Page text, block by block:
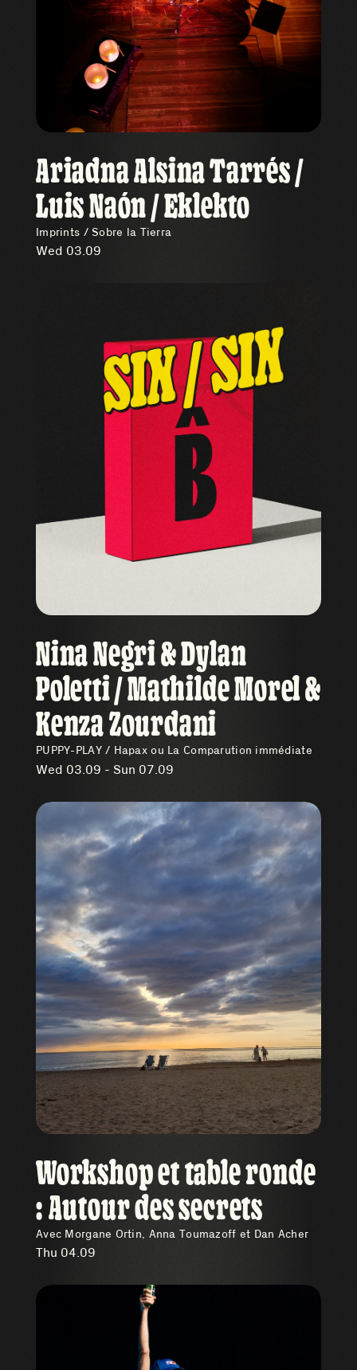
Ariadna Alsina Tarrés /
Luis Naón / Eklekto
Imprints / Sobre la Tierra
Wed 03.09
Nina Negri & Dylan
Poletti / Mathilde Morel &
Kenza Zourdani
PUPPY-PLAY / Hapax ou La Comparution immédiate
Wed 03.09 - Sun 07.09
Workshop et table ronde
: Autour des secrets
Avec Morgane Ortin, Anna Toumazoff et Dan Acher
Thu 04.09